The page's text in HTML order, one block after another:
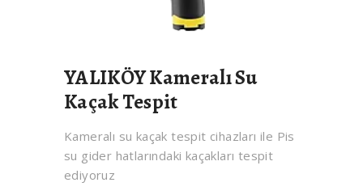
YALIKÖY Kameralı Su
Kaçak Tespit
Kameralı su kaçak tespit cihazları ile Pis
su gider hatlarındaki kaçakları tespit
ediyoruz